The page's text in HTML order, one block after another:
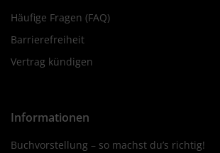
Häufige Fragen (FAQ)
Barrierefreiheit
Vertrag kündigen
Informationen
Buchvorstellung – so machst du’s richtig!